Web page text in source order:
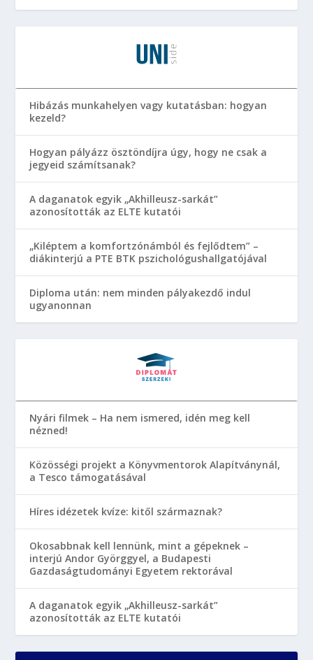
Hibázás munkahelyen vagy kutatásban: hogyan
kezeld?
Hogyan pályázz ösztöndíjra úgy, hogy ne csak a
jegyeid számítsanak?
A daganatok egyik „Akhilleusz-sarkát”
azonosították az ELTE kutatói
„Kiléptem a komfortzónámból és fejlődtem” –
diákinterjú a PTE BTK pszichológushallgatójával
Diploma után: nem minden pályakezdő indul
ugyanonnan
Nyári filmek – Ha nem ismered, idén meg kell
nézned!
Közösségi projekt a Könyvmentorok Alapítványnál,
a Tesco támogatásával
Híres idézetek kvíze: kitől származnak?
Okosabbnak kell lennünk, mint a gépeknek –
interjú Andor Györggyel, a Budapesti
Gazdaságtudományi Egyetem rektorával
A daganatok egyik „Akhilleusz-sarkát”
azonosították az ELTE kutatói